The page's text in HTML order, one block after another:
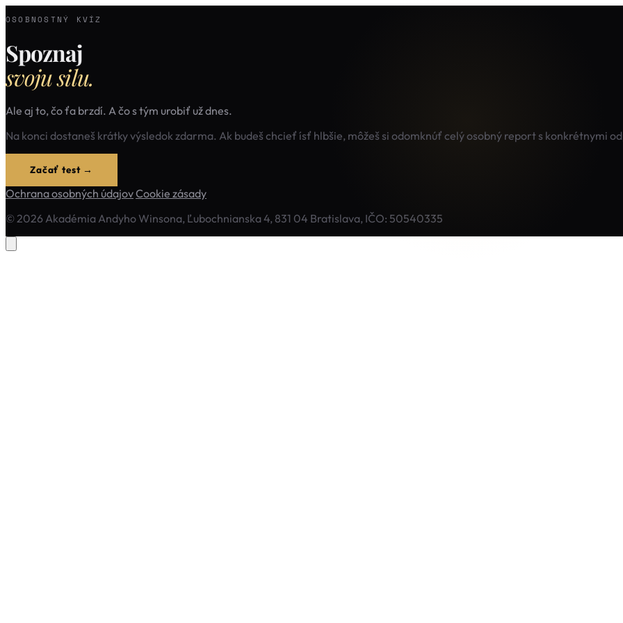
OSOBNOSTNÝ KVÍZ
Spoznaj
svoju silu.
Ale aj to, čo ťa brzdí. A čo s tým urobiť už dnes.
Na konci dostaneš krátky výsledok zdarma. Ak budeš chcieť ísť hlbšie, môžeš si odomknúť celý osobný report s konkrétnymi
Začať test →
Ochrana osobných údajovCookie zásady
© 2026 Akadémia Andyho Winsona, Ľubochnianska 4, 831 04 Bratislava, IČO: 50540335